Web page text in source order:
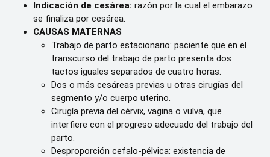
Indicación de cesárea: razón por la cual el embarazo
se finaliza por cesárea.
CAUSAS MATERNAS
Trabajo de parto estacionario: paciente que en el
transcurso del trabajo de parto presenta dos
tactos iguales separados de cuatro horas.
Dos o más cesáreas previas u otras cirugías del
segmento y/o cuerpo uterino.
Cirugía previa del cérvix, vagina o vulva, que
interfiere con el progreso adecuado del trabajo del
parto.
Desproporción cefalo-pélvica: existencia de